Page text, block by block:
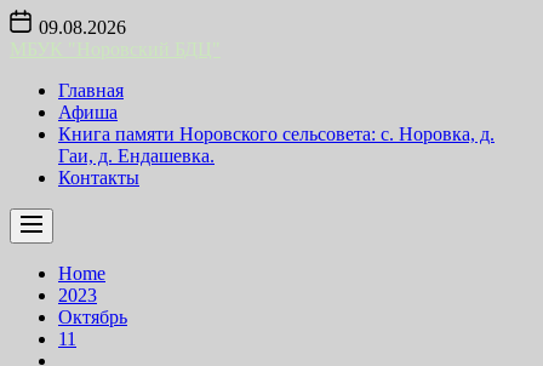
Skip
content
09.08.2026
Главная
Афиша
Книга памяти Норовского сельсовета: с. Норовка, д.
Гаи, д. Ендашевка.
Контакты
Home
2023
Октябрь
11